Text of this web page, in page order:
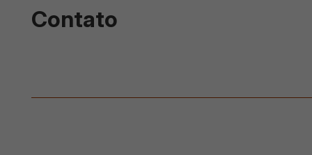
Contato